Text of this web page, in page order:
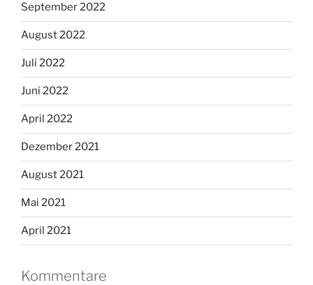
September 2022
August 2022
Juli 2022
Juni 2022
April 2022
Dezember 2021
August 2021
Mai 2021
April 2021
Kommentare